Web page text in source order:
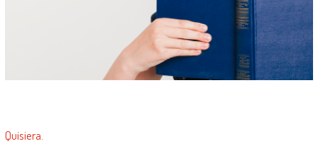
Quisiera.